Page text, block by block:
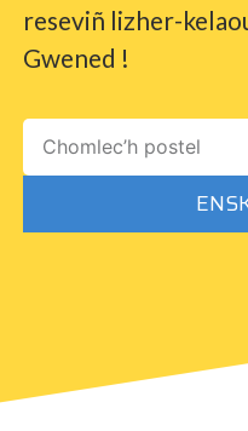
reseviñ lizher-
Gwened !